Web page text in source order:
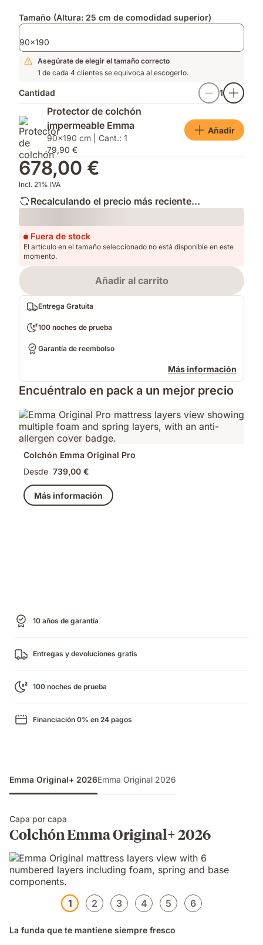
Tamaño (Altura: 25 cm de comodidad superior)
90x190
Asegúrate de elegir el tamaño correcto
1 de cada 4 clientes se equivoca al escogerlo.
Cantidad 1
Protector de colchón
impermeable Emma
90x190 cm | Cant.: 1
79,90 €
Añadir
678,00 €
Incl. 21% IVA
Recalculando el precio más reciente...
Loading
Fuera de stock
El artículo en el tamaño seleccionado no está disponible en este
momento.
Añadir al carrito
Entrega Gratuita
100 noches de prueba
Garantía de reembolso
Más información
Encuéntralo en pack a un mejor precio
Colchón Emma Original Pro
Desde 739,00 €
Más información
10 años de garantía
Entregas y devoluciones gratis
100 noches de prueba
Financiación 0% en 24 pagos
Emma Original+ 2026Emma Original 2026
Capa por capa
Colchón Emma Original+ 2026
1 2 3 4 5 6
La funda que te mantiene siempre fresco